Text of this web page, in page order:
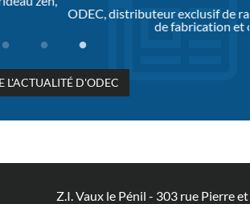
rails professionnels TOSO, recrute un agent
et opérateur de cintrage po...
L'ACTUALITÉ D'ODEC
Z.I. Vaux le Pénil - 303 rue Pierre et